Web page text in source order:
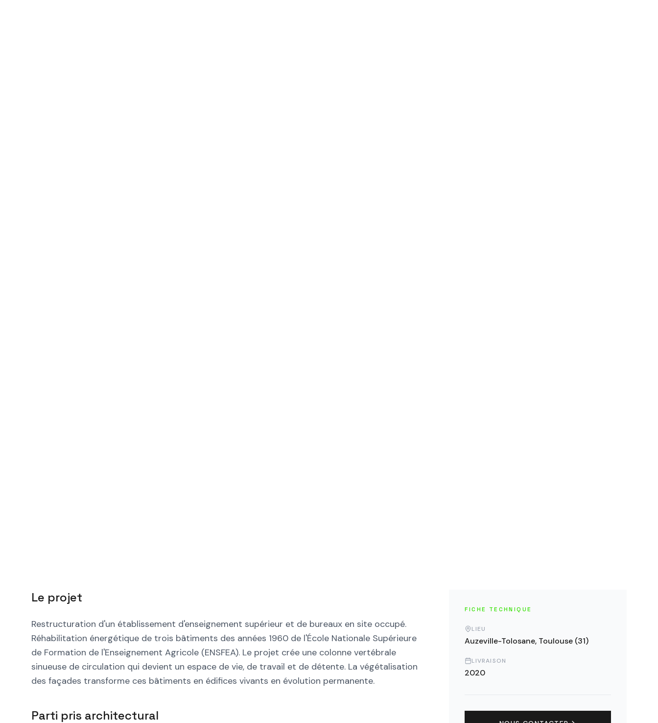
Le projet
Restructuration d'un établissement d'enseignement supérieur et de bureaux en site occupé.
Réhabilitation énergétique de trois bâtiments des années 1960 de l'École Nationale Supérieure
de Formation de l'Enseignement Agricole (ENSFEA). Le projet crée une colonne vertébrale
sinueuse de circulation qui devient un espace de vie, de travail et de détente. La végétalisation
des façades transforme ces bâtiments en édifices vivants en évolution permanente.
Parti pris architectural
FICHE TECHNIQUE
LIEU
Auzeville-Tolosane, Toulouse (31)
LIVRAISON
2020